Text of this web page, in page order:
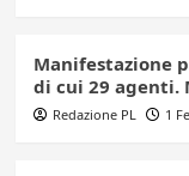
Manifestazione
di cui 29 agenti.
Redazione PL 1